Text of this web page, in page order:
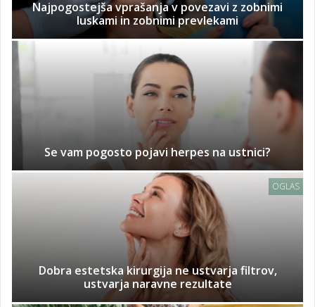
Najpogostejša vprašanja v povezavi z zobnimi
luskami in zobnimi prevlekami
Se vam pogosto pojavi herpes na ustnici?
OGLAS
Dobra estetska kirurgija ne ustvarja filtrov,
ustvarja naravne rezultate